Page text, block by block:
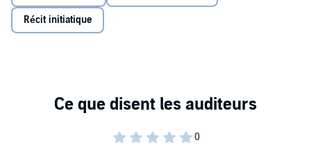
Récit initiatique